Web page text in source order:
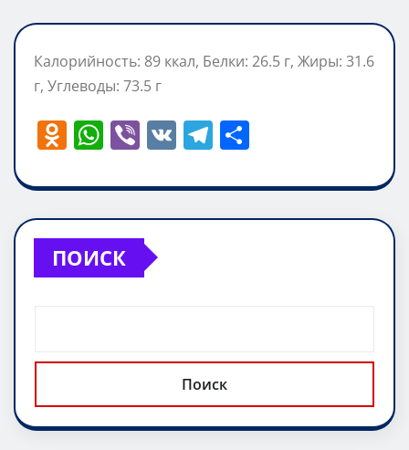
Калорийность: 89 ккал, Белки: 26.5 г, Жиры: 31.6
г, Углеводы: 73.5 г
O
n
o
kl
a
ki
W
at
s
A
p
Vi
er
V T
e
gr
п
р
ь
ПОИСК
Поиск